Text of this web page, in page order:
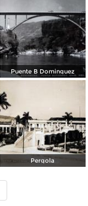
Puente B Dominguez
Pergola